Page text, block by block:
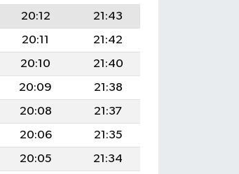
20:12
21:43
20:11
21:42
20:10
21:40
20:09
21:38
20:08
21:37
20:06
21:35
20:05
21:34